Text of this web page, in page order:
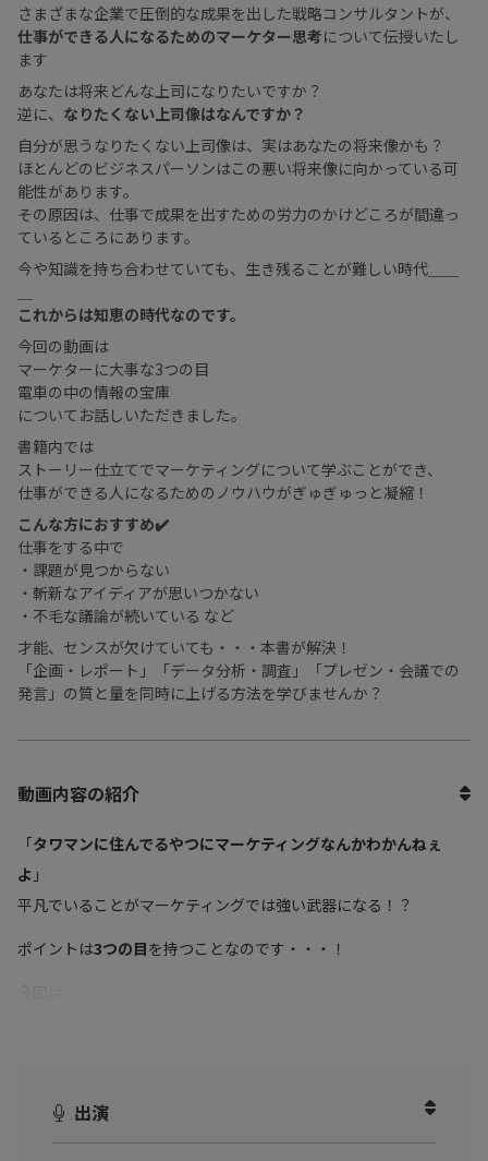
さまざまな企業で圧倒的な成果を出した戦略コンサルタントが、
仕事ができる人になるためのマーケター思考について伝授いたし
ます
あなたは将来どんな上司になりたいですか？
逆に、 なりたくない上司像はなんですか？
自分が思うなりたくない上司像は、実はあなたの将来像かも？
ほとんどのビジネスパーソンはこの悪い将来像に向かっている可
能性があります。
その原因は、仕事で成果を出すための労力のかけどころが間違っ
ているところにあります。
今や知識を持ち合わせていても、生き残ることが難しい時代＿＿
これからは知恵の時代なのです。
今回の動画は
マーケターに大事な3つの目
電車の中の情報の宝庫
についてお話しいただきました。
書籍内では
ストーリー仕立てでマーケティングについて学ぶことができ、
仕事ができる人になるためのノウハウがぎゅぎゅっと凝縮！
こんな方におすすめ✔️
仕事をする中で
・課題が見つからない
・斬新なアイディアが思いつかない
・不毛な議論が続いている など
才能、センスが欠けていても・・・本書が解決！
「企画・レポート」「データ分析・調査」「プレゼン・会議での
発言」の質と量を同時に上げる方法を学びませんか？
動画内容の紹介
「タワマンに住んでるやつにマーケティングなんかわかんねぇ
よ 」
平凡でいることがマーケティングでは強い武器になる！？
ポイントは3つの目を持つことなのです・・・！
●会議やプレゼンで、考えが「浅い」・視野が「狭い」・発想が
出演